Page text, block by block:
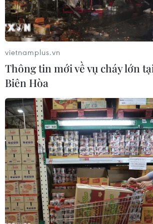
Đại sứ Nguyễn Thanh Sơn và Lãnh đạo
cắt băng khánh thành. (Ảnh: Dương
Ngày 8/11, tại thành phố
Moskva, Nga đã long trọng diễn
trương Khu công nghiệp nhẹ Việt
vietnamplus.vn
Thông tin mới về vụ cháy lớn
Biên Hòa